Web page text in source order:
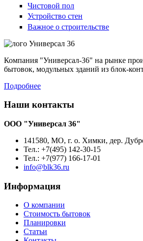
Чистовой пол
Устройство стен
Важное о строительстве
Компания "Универсал-36" на рынке
бытовок, модульных зданий из блок-
Подробнее
Наши контакты
ООО "Универсал 36"
141580, МО, г. о. Химки, дер.
Тел.: +7(495) 142-30-15
Тел.: +7(977) 166-17-01
info@blk36.ru
Информация
О компании
Стоимость бытовок
Планировки
Статьи